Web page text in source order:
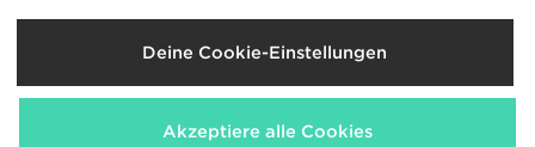
Lieferung Nach
Österreich
Wir akzeptieren folgende Zahlungsmethoden
Deine Cookie-Einstellungen
Akzeptiere alle Cookies